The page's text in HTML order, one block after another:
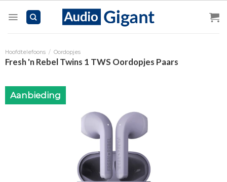
Hoofdtelefoons / Oordopjes
Fresh 'n Rebel Twins 1 TWS Oordopjes Paars
Aanbieding